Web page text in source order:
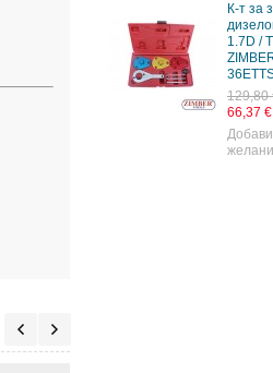
К-т за
1.7D /
129,80
66,37